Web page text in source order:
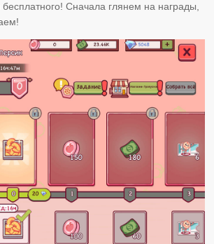
Сначала глянем на награды,